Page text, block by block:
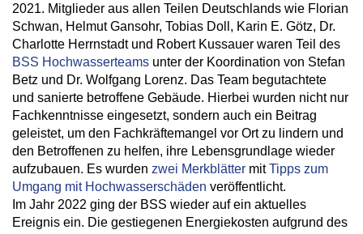
2021. Mitglieder aus allen Teilen Deutschlands wie Florian
Schwan, Helmut Gansohr, Tobias Doll, Karin E. Götz, Dr.
Charlotte Herrnstadt und Robert Kussauer waren Teil des
BSS Hochwasserteams unter der Koordination von Stefan
Betz und Dr. Wolfgang Lorenz. Das Team begutachtete
und sanierte betroffene Gebäude. Hierbei wurden nicht nur
Fachkenntnisse eingesetzt, sondern auch ein Beitrag
geleistet, um den Fachkräftemangel vor Ort zu lindern und
den Betroffenen zu helfen, ihre Lebensgrundlage wieder
aufzubauen. Es wurden zwei Merkblätter mitTipps zum
Umgang mit Hochwasserschäden veröffentlicht.
Im Jahr 2022 ging der BSS wieder auf ein aktuelles
Ereignis ein. Die gestiegenen Energiekosten aufgrund des